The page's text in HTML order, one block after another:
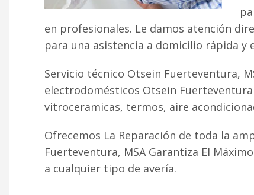
en profesionales. Le damos atención
para una asistencia a domicilio rápida y
Servicio técnico Otsein Fuerteventura,
electrodomésticos Otsein
vitroceramicas, termos, aire
Ofrecemos La Reparación de toda la
Fuerteventura, MSA Garantiza El
a cualquier tipo de avería.